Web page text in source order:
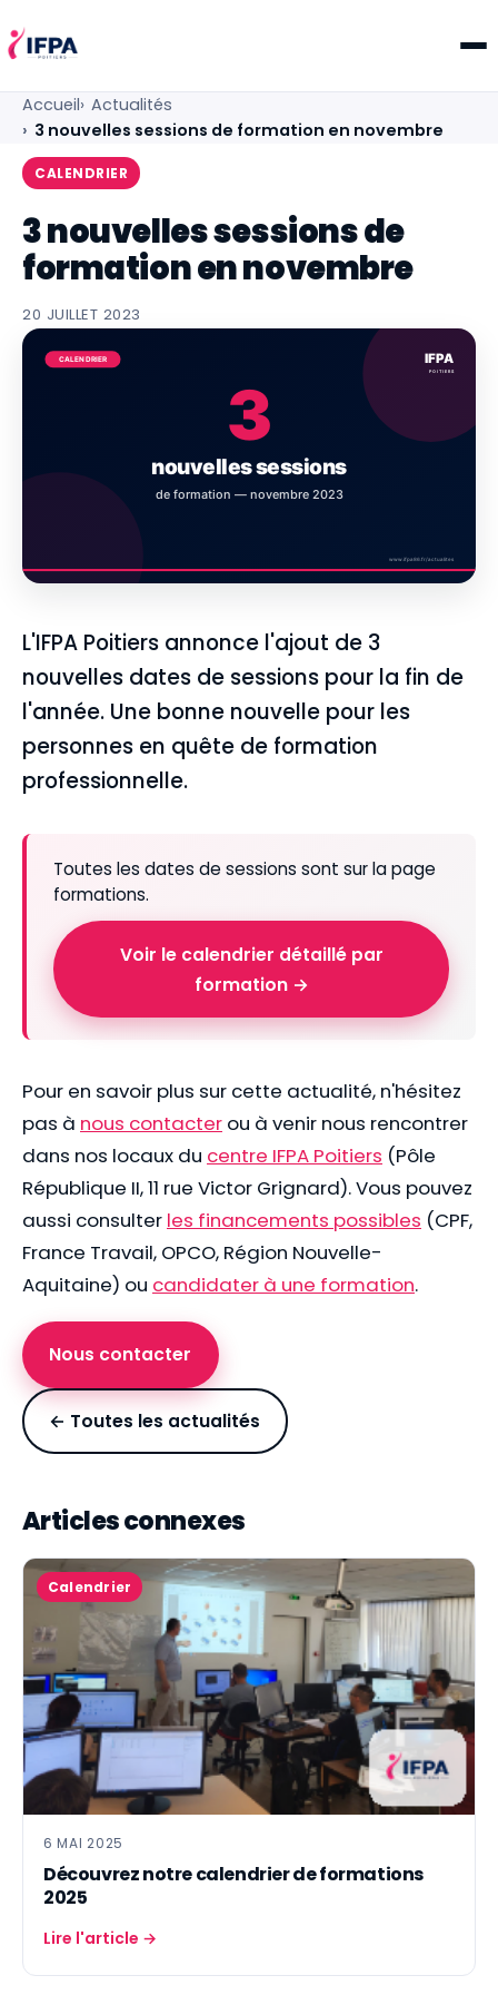
IFPA Poitiers — Centre de formation professionnelle
Accueil Actualités
3 nouvelles sessions de formation en novembre
CALENDRIER
3 nouvelles sessions de
formation en novembre
20 JUILLET 2023
L'IFPA Poitiers annonce l'ajout de 3
nouvelles dates de sessions pour la fin de
l'année. Une bonne nouvelle pour les
personnes en quête de formation
professionnelle.
Toutes les dates de sessions sont sur la page
formations.
Voir le calendrier détaillé par
formation →
Pour en savoir plus sur cette actualité, n'hésitez
pas à nous contacter ou à venir nous rencontrer
dans nos locaux du centre IFPA Poitiers (Pôle
République II, 11 rue Victor Grignard). Vous pouvez
aussi consulter les financements possibles (CPF,
France Travail, OPCO, Région Nouvelle-
Aquitaine) ou candidater à une formation.
Nous contacter
← Toutes les actualités
Articles connexes
Calendrier
6 MAI 2025
Découvrez notre calendrier de formations
2025
Lire l'article →